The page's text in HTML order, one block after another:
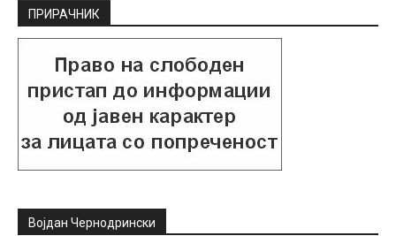
ПРИРАЧНИК
Војдан Чернодрински